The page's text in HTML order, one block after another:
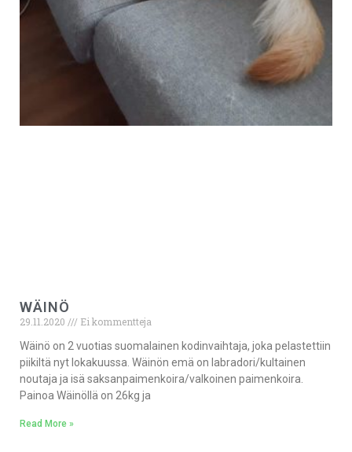
WÄINÖ
29.11.2020
Ei kommentteja
Wäinö on 2 vuotias suomalainen kodinvaihtaja, joka pelastettiin
piikiltä nyt lokakuussa. Wäinön emä on labradori/kultainen
noutaja ja isä saksanpaimenkoira/valkoinen paimenkoira.
Painoa Wäinöllä on 26kg ja
Read More »